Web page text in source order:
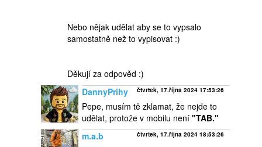
Nebo nějak udělat aby se to vypsalo
samostatně než to vypisovat :)
Děkují za odpověd :)
DannyPrihy
čtvrtek, 17.října 2024 17:53:26
Pepe, musím tě zklamat, že nejde to
udělat, protože v mobilu není "TAB."
m.a.b
čtvrtek, 17.října 2024 18:53:26